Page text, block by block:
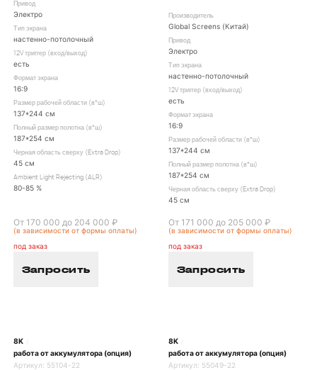
Привод
Электро
Тип экрана
настенно-потолочный
12V триггер (вход/выход)
есть
Формат экрана
16:9
Размер рабочей области (в*ш)
137*244 см
Полный размер полотна (в*ш)
187*254 см
Черная область сверху (Extra Drop)
45 см
Ambient Light Rejecting (ALR)
80-85 %
От 170 000 до 204 000 ₽
(в зависимости от формы оплаты)
под заказ
Запросить
Производитель
Global Screens (Китай)
Привод
Электро
Тип экрана
настенно-потолочный
12V триггер (вход/выход)
есть
Формат экрана
16:9
Размер рабочей области (в*ш)
137*244 см
Полный размер полотна (в*ш)
187*254 см
Черная область сверху (Extra Drop)
45 см
От 171 000 до 205 000 ₽
(в зависимости от формы оплаты)
под заказ
Запросить
8K
работа от аккумулятора (опция)
Артикул: 55104-22
8K
работа от аккумулятора (опция)
Артикул: 55049-22